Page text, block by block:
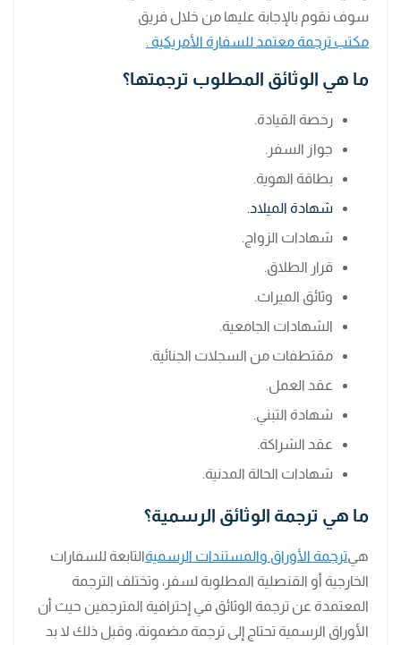
سوف نقوم بالإجابة عليها من خلال فريق
مكتب ترجمة معتمد للسفارة الأمريكية .
ما هي الوثائق المطلوب ترجمتها؟
رخصة القيادة.
جواز السفر.
بطاقة الهوية.
شهادة الميلاد.
شهادات الزواج.
قرار الطلاق.
وثائق الميراث.
الشهادات الجامعية.
مقتطفات من السجلات الجنائية.
عقد العمل.
شهادة التبني.
عقد الشراكة.
شهادات الحالة المدنية.
ما هي ترجمة الوثائق الرسمية؟
هيترجمة الأوراق والمستندات الرسميةالتابعة للسفارات
الخارجية أو القنصلية المطلوبة لسفر، وتختلف الترجمة
المعتمدة عن ترجمة الوثائق في إحترافية المترجمين حيث أن
الأوراق الرسمية تحتاج إلى ترجمة مضمونة، وقبل ذلك لا بد